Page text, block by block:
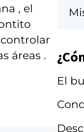
, el
áreas .
El